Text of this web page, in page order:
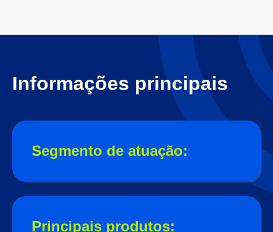
Informações principais
Segmento de atuação:
Principais produtos: